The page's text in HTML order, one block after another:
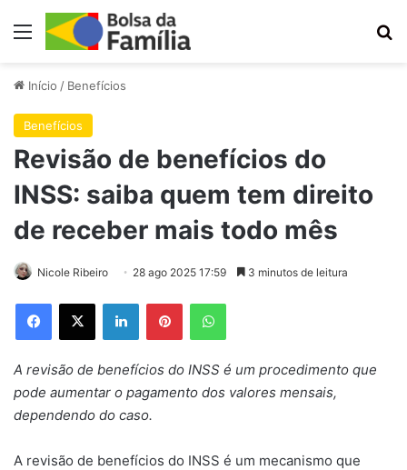
Menu
Início / Benefícios
Benefícios
Revisão de benefícios do
INSS: saiba quem tem direito
de receber mais todo mês
Nicole Ribeiro 28 ago 2025 17:59 3 minutos de leitura
Facebook
X LinkedinPinterestWhatsApp
A revisão de benefícios do INSS é um procedimento que
pode aumentar o pagamento dos valores mensais,
dependendo do caso.
A revisão de benefícios do INSS é um mecanismo que